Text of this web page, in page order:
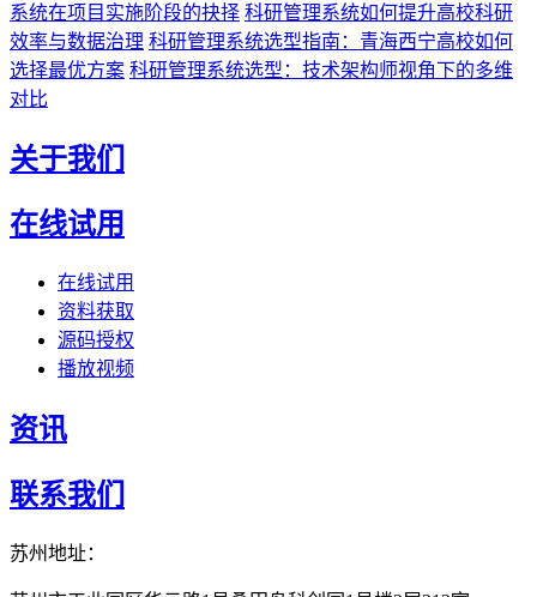
系统在项目实施阶段的抉择 科研管理系统如何提升高校科研
效率与数据治理 科研管理系统选型指南：青海西宁高校如何
选择最优方案 科研管理系统选型：技术架构师视角下的多维
对比
关于我们
在线试用
在线试用
资料获取
源码授权
播放视频
资讯
联系我们
苏州地址：